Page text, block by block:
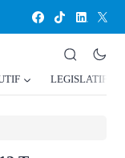
LEGISLATIF